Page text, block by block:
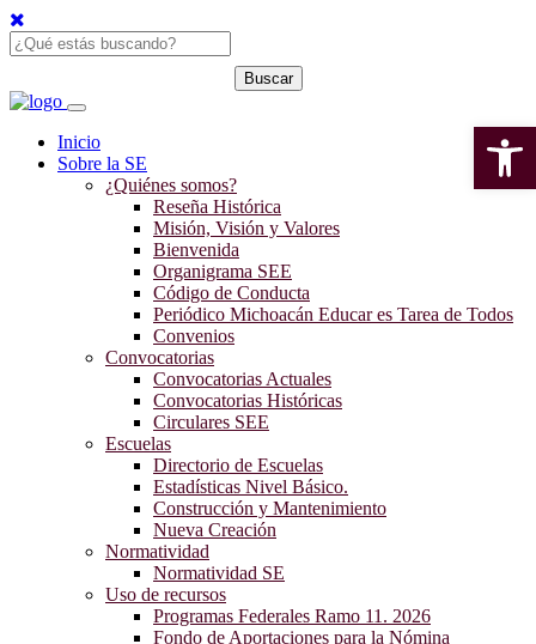
Inicio
Sobre la SE
¿Quiénes somos?
Reseña Histórica
Misión, Visión y Valores
Bienvenida
Organigrama SEE
Código de Conducta
Periódico Michoacán Educar es Tarea de Todos
Convenios
Convocatorias
Convocatorias Actuales
Convocatorias Históricas
Circulares SEE
Escuelas
Directorio de Escuelas
Estadísticas Nivel Básico.
Construcción y Mantenimiento
Nueva Creación
Normatividad
Normatividad SE
Uso de recursos
Programas Federales Ramo 11. 2026
Fondo de Aportaciones para la Nómina